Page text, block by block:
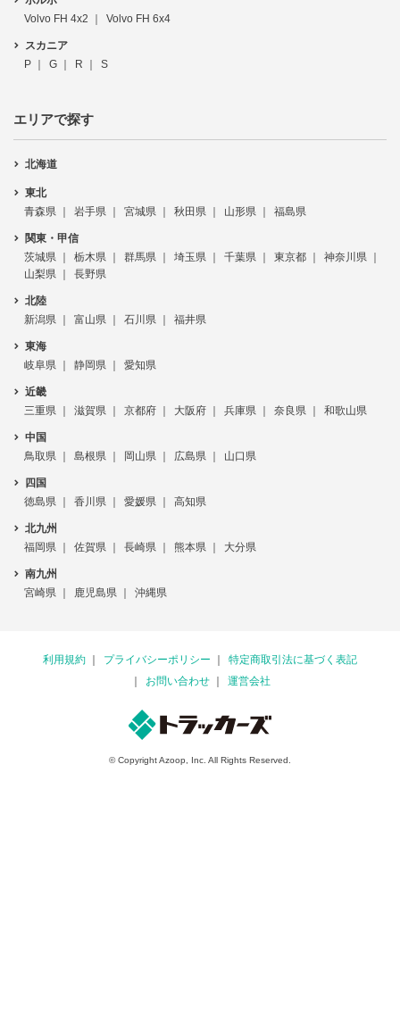
Volvo FH 4x2
Volvo FH 6x4
スカニア
P
G R S
エリアで探す
北海道
東北
青森県
岩手県 宮城県 秋田県 山形県 福島県
関東・甲信
茨城県
栃木県 群馬県 埼玉県 千葉県 東京都
神奈川県
山梨県
長野県
北陸
新潟県
富山県 石川県 福井県
東海
岐阜県
静岡県 愛知県
近畿
三重県
滋賀県 京都府 大阪府 兵庫県 奈良県 和歌山県
中国
鳥取県
島根県 岡山県 広島県 山口県
四国
徳島県
香川県 愛媛県 高知県
北九州
福岡県
佐賀県 長崎県 熊本県 大分県
南九州
宮崎県
鹿児島県 沖縄県
利用規約 プライバシーポリシー
特定商取引法に基づく表記
お問い合わせ
運営会社
© Copyright Azoop, Inc. All Rights Reserved.